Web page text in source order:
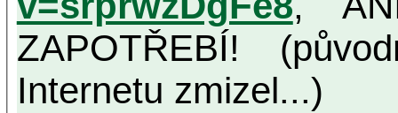
ZAPOTŘEBÍ!
Internetu zmizel...)